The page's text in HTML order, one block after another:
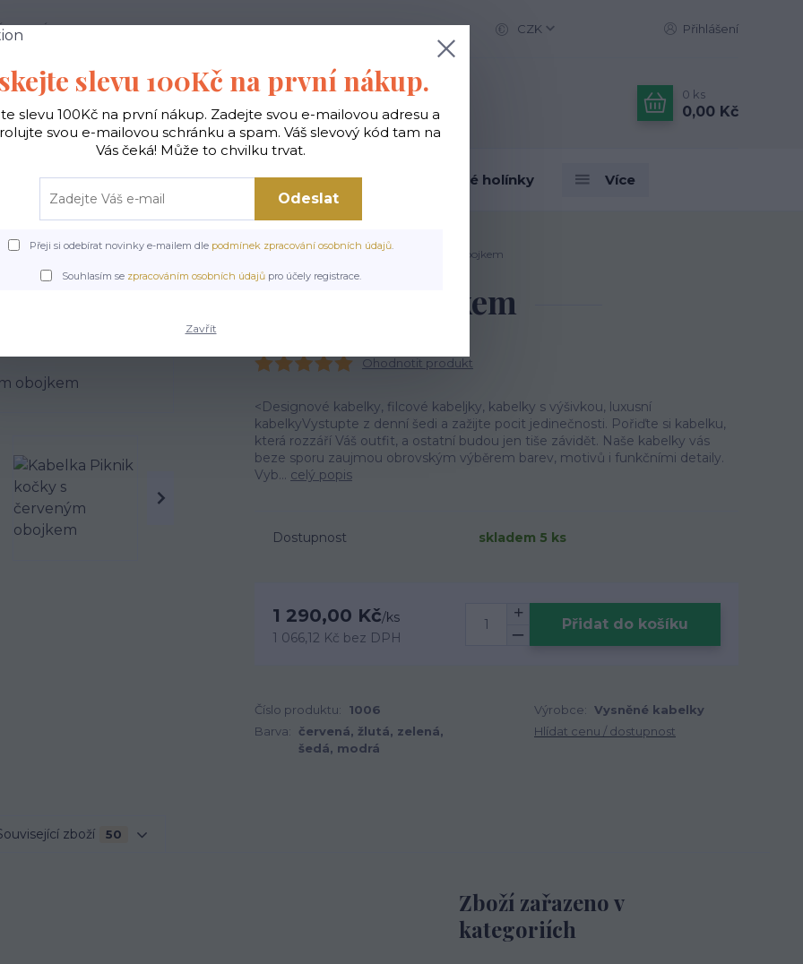
JAK NAKUPOVAT KONTAKTY CZK Přihlášení
0 ks
0,00 Kč
Vaky na záda Polštáře Doplňky Designové holínky Více
Kabelky vyšívané velké Kabelka Piknik kočky s červeným obojkem
Piknik kočky s červeným obojkem
Ohodnotit produkt
<Designové kabelky, filcové kabeljky, kabelky s výšivkou, luxusní
kabelkyVystupte z denní šedi a zažijte pocit jedinečnosti. Pořiďte si kabelku,
která rozzáří Váš outfit, a ostatní budou jen tiše závidět. Naše kabelky vás
beze sporu zaujmou obrovským výběrem barev, motivů i funkčními detaily.
Vyb... celý popis
Dostupnost skladem 5 ks
1 290,00 Kč/ks
1 066,12 Kč bez DPH
Přidat do košíku
Číslo produktu: 1006 Výrobce: Vysněné kabelky
Barva:
červená, žlutá, zelená,
šedá, modrá
Hlídat cenu / dostupnost
zboží 50
Zboží zařazeno v
kategoriích
slevu 100Kč na první nákup.
slevu 100Kč na první nákup. Zadejte svou e-mailovou adresu a
svou e-mailovou schránku a spam. Váš slevový kód tam na
Vás čeká! Může to chvilku trvat.
Odeslat
Přeji si odebírat novinky e-mailem dle podmínek zpracování osobních údajů.
Souhlasím se zpracováním osobních údajů pro účely registrace.
Zavřít